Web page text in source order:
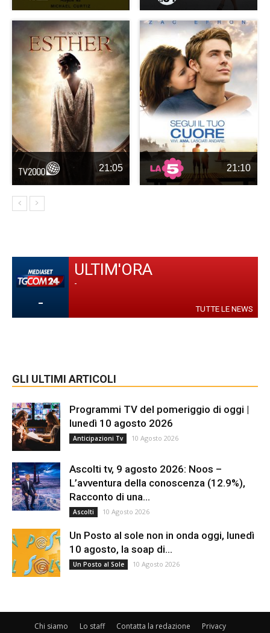
21:05 21:10
-
ULTIM'ORA
-
TUTTE LE NEWS
GLI ULTIMI ARTICOLI
Programmi TV del pomeriggio di oggi |
lunedì 10 agosto 2026
Anticipazioni Tv 10 Agosto 2026
Ascolti tv, 9 agosto 2026: Noos –
L’avventura della conoscenza (12.9%),
Racconto di una...
Ascolti 10 Agosto 2026
Un Posto al sole non in onda oggi, lunedì
10 agosto, la soap di...
Un Posto al Sole 10 Agosto 2026
Chi siamo Lo staff Contatta la redazione Privacy